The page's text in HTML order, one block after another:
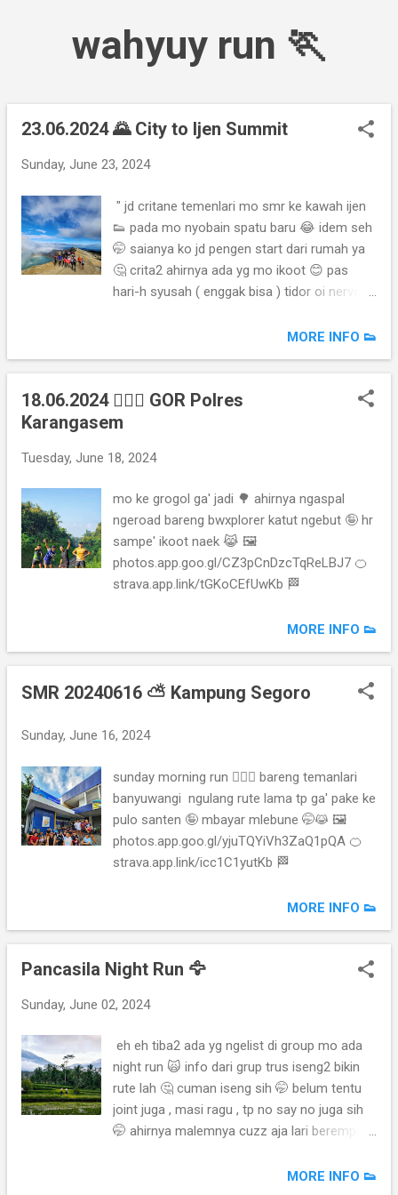
wahyuy run 🏃
23.06.2024 🌄 City to Ijen Summit
Sunday, June 23, 2024
" jd critane temenlari mo smr ke kawah ijen
👟 pada mo nyobain spatu baru 😂 idem seh
🤭 saianya ko jd pengen start dari rumah ya
🤔 crita2 ahirnya ada yg mo ikoot 😊 pas
hari-h syusah ( enggak bisa ) tidor oi nervous
trus nyusul temen di kemiren 🏃🏻 jadi jg ga'
marshal sampe' taman suruh 🛵 lepas
kalibendo ketemu mobile ws 🤭 mulai rintik2
sampe' gantasan mulai grimis ☔ mo nunggu
kedinginginan #fullmlaku beberapa kali turon
bolak balik 🤭 dapet ujan kaboot wadeemm
ngantook ☃️ kilometers trahir dah mo nyerah
🚙 bakal kesusul nih ama rombongan
blakang 🛵 nunut aja lah untung sempet buka
gps 🧭 ternyata dah deket 🚶🏻 pas kliatan
🤭🏁 sampe' paltuding break dulu 🍜 abis
subuh seru2an summit puncak ijen bareng
MORE INFO 👟
18.06.2024 🏃🏻‍♂️ GOR Polres
Karangasem
Tuesday, June 18, 2024
mo ke grogol ga' jadi 🌳 ahirnya ngaspal
ngeroad bareng bwxplorer katut ngebut 🤪 hr
sampe' ikoot naek 😹 🖼️
photos.app.goo.gl/CZ3pCnDzcTqReLBJ7 🍊
strava.app.link/tGKoCEfUwKb 🏁
MORE INFO 👟
SMR 20240616 ⛅ Kampung Segoro
Sunday, June 16, 2024
sunday morning run 🏃🏻‍♂️ bareng temanlari
banyuwangi ngulang rute lama tp ga' pake ke
pulo santen 🤪 mbayar mlebune 🤭😹 🖼️
photos.app.goo.gl/yjuTQYiVh3ZaQ1pQA 🍊
strava.app.link/icc1C1yutKb 🏁
MORE INFO 👟
Pancasila Night Run 🦅
Sunday, June 02, 2024
eh eh tiba2 ada yg ngelist di group mo ada
night run 🙀 info dari grup trus iseng2 bikin
rute lah 🤔 cuman iseng sih 🤭 belum tentu
joint juga , masi ragu , tp no say no juga sih
🤭 ahirnya malemnya cuzz aja lari berempat
menipis . bertahan sampe' km24an pas
MORE INFO 👟